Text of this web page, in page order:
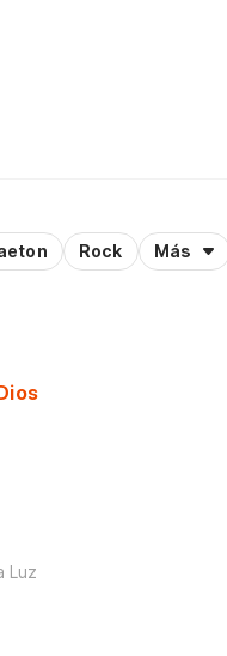
Rock Más
Luz